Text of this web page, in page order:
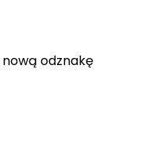
nową odznakę